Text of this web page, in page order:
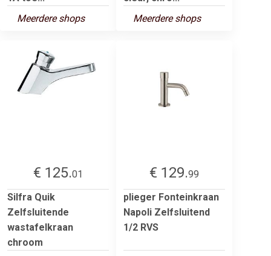
Meerdere shops
Meerdere shops
€ 125.01
Silfra Quik
Zelfsluitende
wastafelkraan
chroom
€ 129.99
plieger Fonteinkraan
Napoli Zelfsluitend
1/2 RVS